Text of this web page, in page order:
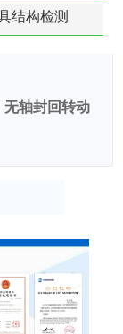
结构检测
无轴封回转动